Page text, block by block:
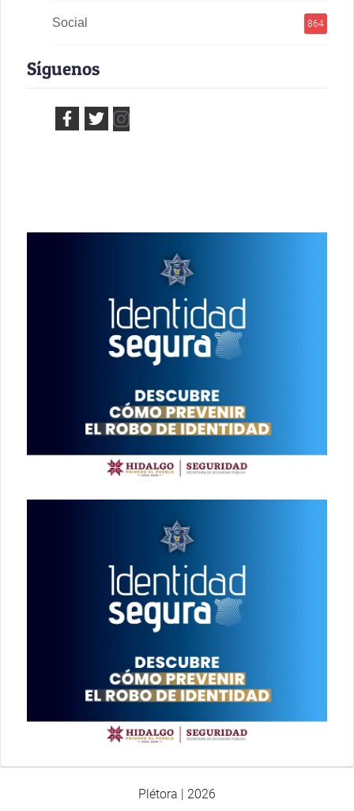
Social 864
Síguenos
Plétora | 2026